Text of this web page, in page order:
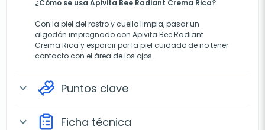
¿Cómo se usa Apivita Bee Radiant Crema Rica?
Con la piel del rostro y cuello limpia, pasar un
algodón impregnado con Apivita Bee Radiant
Crema Rica y esparcir por la piel cuidado de no tener
contacto con el área de los ojos.
expand_more Puntos clave
expand_more Ficha técnica